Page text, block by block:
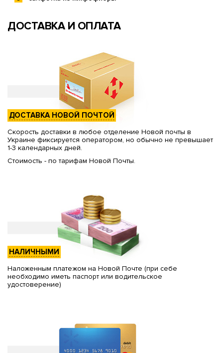
ДОСТАВКА И ОПЛАТА
ДОСТАВКА НОВОЙ ПОЧТОЙ
Скорость доставки в любое отделение Новой почты в
Украине фиксируется оператором, но обычно не превышает
1-3 календарных дней.
Стоимость - по тарифам Новой Почты.
НАЛИЧНЫМИ
Наложенным платежом на Новой Почте (при себе
необходимо иметь паспорт или водительское
удостоверение)